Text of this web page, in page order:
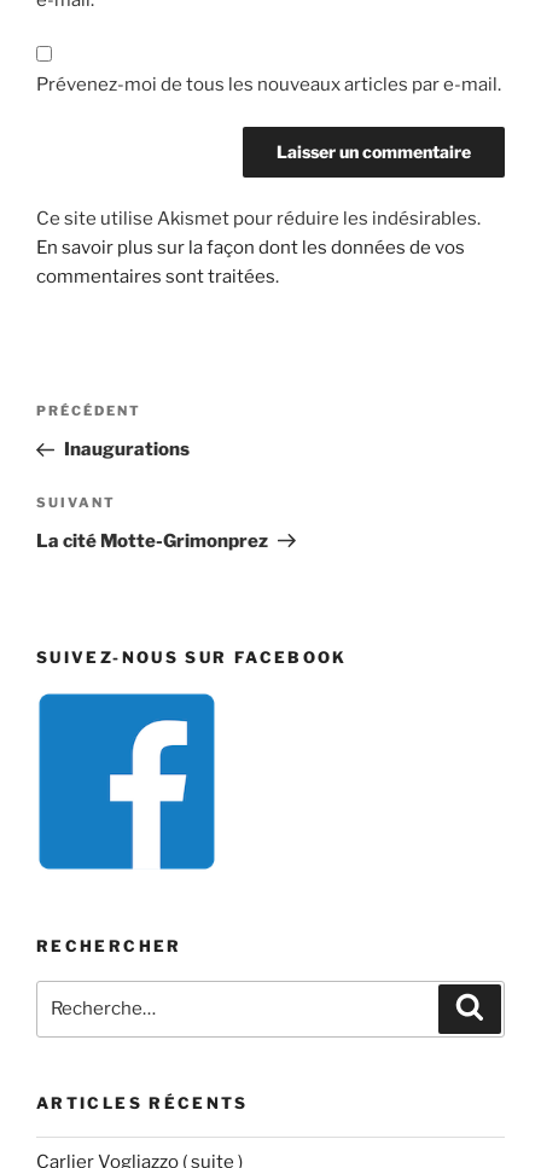
Prévenez-moi de tous les nouveaux articles par e-mail.
Ce site utilise Akismet pour réduire les indésirables.
En savoir plus sur la façon dont les données de vos
commentaires sont traitées.
Navigation
l’article
Article
précédent
PRÉCÉDENT
Inaugurations
Article
suivant
SUIVANT
La cité Motte-Grimonprez
SUIVEZ-NOUS SUR FACEBOOK
RECHERCHER
pour
ARTICLES RÉCENTS
Carlier Vogliazzo ( suite )